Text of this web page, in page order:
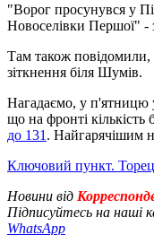
"Ворог просунувся у
Новоселівки Першої" -
Там також
зіткнення біля Шумів.
Нагадаємо, у п'ятницю
що на фронті
до 131 . Найгарячішим
Ключовий пункт.
Новини від
Підписуйтесь на наші
WhatsApp